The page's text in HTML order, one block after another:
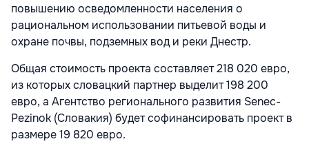
повышению осведомленности населения о
рациональном использовании питьевой воды и
охране почвы, подземных вод и реки Днестр.
Общая стоимость проекта составляет 218 020 евро,
из которых словацкий партнер выделит 198 200
евро, а Агентство регионального развития Senec-
Pezinok (Словакия) будет софинансировать проект в
размере 19 820 евро.